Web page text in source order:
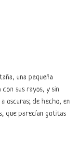
una pequeña
con sus rayos, y sin
oscuras; de hecho, en
que parecían gotitas